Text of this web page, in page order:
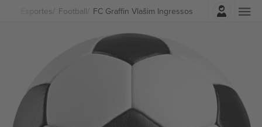
Esportes Football FC Graffin Vlašim Ingressos
Entrar